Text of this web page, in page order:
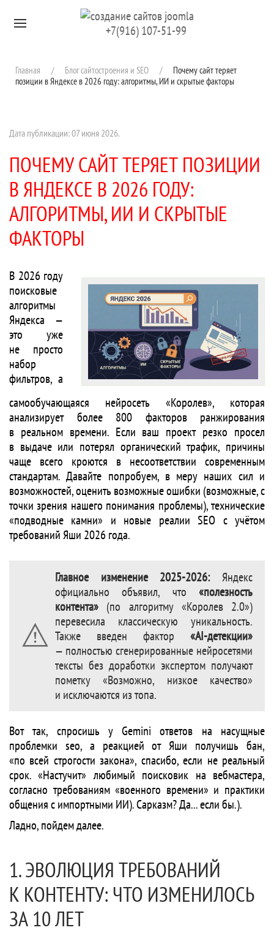
Перейти к содержимому+7(916) 107-51-99
Главная Блог сайтостроения и SEO
Почему сайт теряет
позиции в Яндексе в 2026 году: алгоритмы, ИИ и скрытые факторы
Дата публикации:07 июня 2026.
ПОЧЕМУ САЙТ ТЕРЯЕТ ПОЗИЦИИ
В ЯНДЕКСЕ В 2026 ГОДУ:
АЛГОРИТМЫ, ИИ И СКРЫТЫЕ
ФАКТОРЫ
В 2026 году
поисковые
алгоритмы
Яндекса —
это уже
не просто
набор
фильтров, а
самообучающаяся нейросеть «Королев», которая
анализирует более 800 факторов ранжирования
в реальном времени. Если ваш проект резко просел
в выдаче или потерял органический трафик, причины
чаще всего кроются в несоответствии современным
стандартам. Давайте попробуем, в меру наших сил и
возможностей, оценить возможные ошибки (возможные, с
точки зрения нашего понимания проблемы), технические
«подводные камни» и новые реалии SEO с учётом
требований Яши 2026 года.
Главное изменение 2025-2026:Яндекс
официально объявил, что «полезность
контента» (по алгоритму «Королев 2.0»)
перевесила классическую уникальность.
Также введен фактор «AI-детекции»
— полностью сгенерированные нейросетями
тексты без доработки экспертом получают
пометку «Возможно, низкое качество»
и исключаются из топа.
Вот так, спросишь у Gemini ответов на насущные
проблемки seo, а реакцией от Яши получишь бан,
«по всей строгости закона», спасибо, если не реальный
срок. «Настучит» любимый поисковик на вебмастера,
согласно требованиям «военного времени» и практики
общения с импортными ИИ). Сарказм? Да... если бы.).
Ладно, пойдем далее.
1. ЭВОЛЮЦИЯ ТРЕБОВАНИЙ
К КОНТЕНТУ: ЧТО ИЗМЕНИЛОСЬ
ЗА 10 ЛЕТ